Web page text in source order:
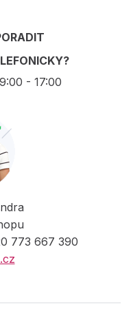
- 17:00
773 667 390